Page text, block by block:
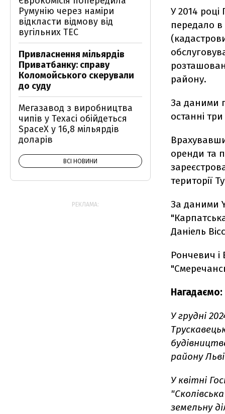
У 2014 році
передало
району.
За даними
останні
оренди та
території
За даними
Даніель
Рончевич і
Нагадаємо:
У грудні
району
У квітні
земельну
Румунію через наміри
відкласти відмову від
вугільних ТЕС
Привласнення мільярдів
Приватбанку: справу
Коломойського скерували
до суду
Мегазавод з виробництва
чипів у Техасі обійдеться
SpaceX у 16,8 мільярдів
доларів
ВСІ НОВИНИ
РЕКЛАМА: